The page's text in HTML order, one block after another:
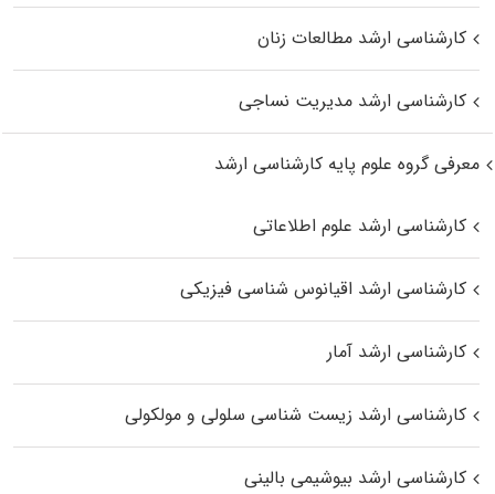
کارشناسی ارشد مطالعات زنان
کارشناسی ارشد مدیریت نساجی
معرفی گروه علوم پایه کارشناسی ارشد
کارشناسی ارشد علوم اطلاعاتی
کارشناسی ارشد اقیانوس‌ شناسی فیزیکی
کارشناسی ارشد آمار
کارشناسی ارشد زیست شناسی سلولی و مولکولی
کارشناسی ارشد بیوشیمی بالینی